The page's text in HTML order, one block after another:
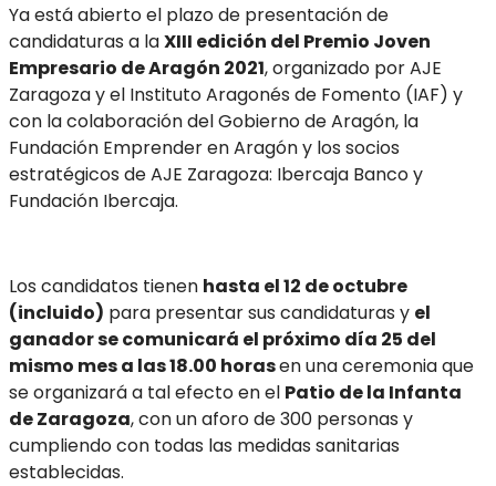
Ya está abierto el plazo de presentación de
candidaturas a laXIII edición del Premio Joven
Empresario de Aragón 2021, organizado por AJE
Zaragoza y el Instituto Aragonés de Fomento (IAF) y
con la colaboración del Gobierno de Aragón, la
Fundación Emprender en Aragón y los socios
estratégicos de AJE Zaragoza: Ibercaja Banco y
Fundación Ibercaja.
Los candidatos tienen hasta el 12 de octubre
(incluido) para presentar sus candidaturas y el
ganador se comunicará el próximo día 25 del
mismo mes a las 18.00 horasen una ceremonia que
se organizará a tal efecto en el Patio de la Infanta
de Zaragoza, con un aforo de 300 personas y
cumpliendo con todas las medidas sanitarias
establecidas.